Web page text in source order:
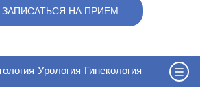
ЗАПИСАТЬСЯ НА ПРИЕМ
Урология Гинекология